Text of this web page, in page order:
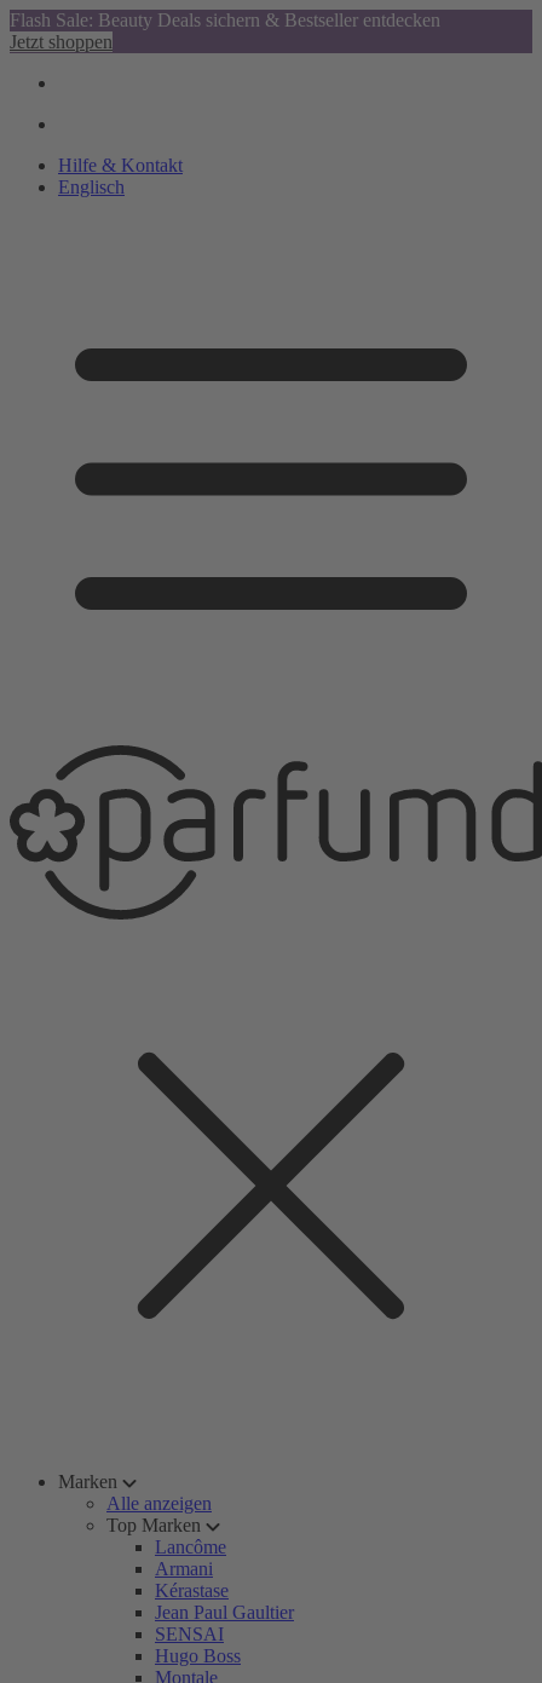
Flash Sale: Beauty Deals sichern & Bestseller entdecken
Jetzt shoppen
Hilfe & Kontakt
Englisch
Marken
Alle anzeigen
Top Marken
Lancôme
Armani
Kérastase
Jean Paul Gaultier
SENSAI
Hugo Boss
Montale